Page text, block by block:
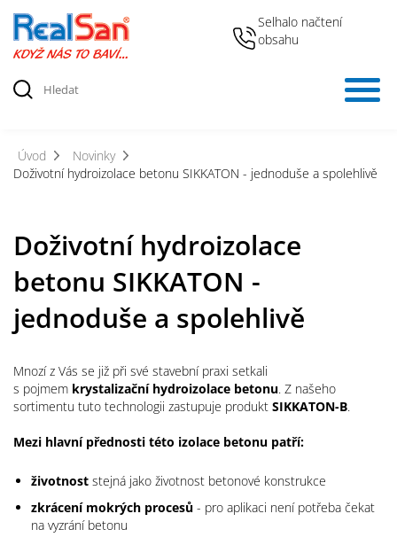
Selhalo načtení
obsahu
Úvod
Novinky
Doživotní hydroizolace betonu SIKKATON - jednoduše a spolehlivě
Doživotní hydroizolace
betonu SIKKATON -
jednoduše a spolehlivě
Mnozí z Vás se již při své stavební praxi setkali
s pojmem krystalizační hydroizolace betonu. Z našeho
sortimentu tuto technologii zastupuje produkt SIKKATON-B.
Mezi hlavní přednosti této izolace betonu patří:
životnost stejná jako životnost betonové konstrukce
zkrácení mokrých procesů - pro aplikaci není potřeba čekat
na vyzrání betonu